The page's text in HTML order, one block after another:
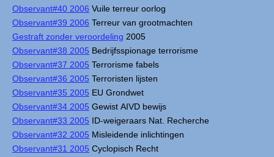
Observant#40 2006 Vuile terreur oorlog
Observant#39 2006 Terreur van grootmachten
Gestraft zonder veroordeling 2005
Observant#38 2005 Bedrijfsspionage terrorisme
Observant#37 2005 Terrorisme fabels
Observant#36 2005 Terroristen lijsten
Observant#35 2005 EU Grondwet
Observant#34 2005 Gewist AIVD bewijs
Observant#33 2005 ID-weigeraars Nat. Recherche
Observant#32 2005 Misleidende inlichtingen
Observant#31 2005 Cyclopisch Recht